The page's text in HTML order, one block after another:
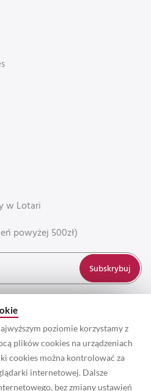
poziomie korzystamy z
plików cookies na urządzeniach
cookies można kontrolować za
internetowej. Dalsze
bez zmiany ustawień
w Lotari
powyżej 500zł)
Subskrybuj